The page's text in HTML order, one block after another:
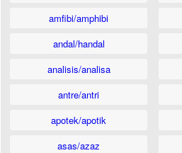
amfibi/amphibi
andal/handal
analisis/analisa
antre/antri
apotek/apotik
asas/azaz